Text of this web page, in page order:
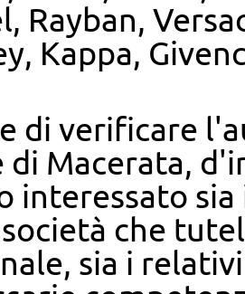
Rayban,
Kappa,
di verificare
di Macerata,
interessato
che
sia i